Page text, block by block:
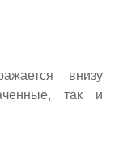
внизу
так и